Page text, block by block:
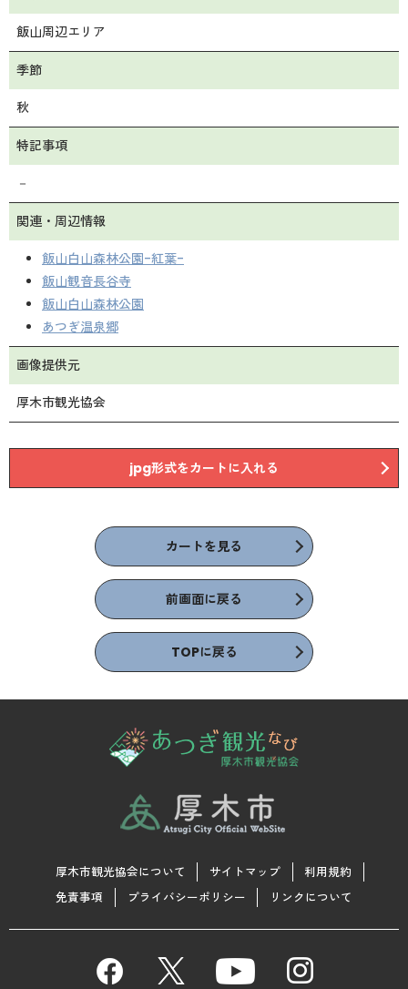
飯山周辺エリア
季節
秋
特記事項
－
関連・周辺情報
飯山白山森林公園-紅葉-
飯山観音長谷寺
飯山白山森林公園
あつぎ温泉郷
画像提供元
厚木市観光協会
jpg形式をカートに入れる
カートを見る
前画面に戻る
TOPに戻る
厚木市観光協会について サイトマップ
利用規約
免責事項
プライバシーポリシー リンクについて